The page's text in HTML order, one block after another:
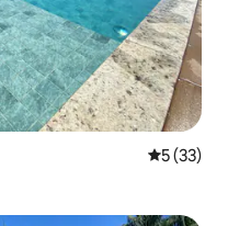
Vidējais
5 (33)